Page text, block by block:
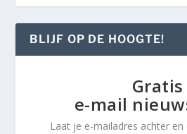
BLIJF OP DE HOOGTE!
Gratis
e-mail
Laat je e-mailadres achter